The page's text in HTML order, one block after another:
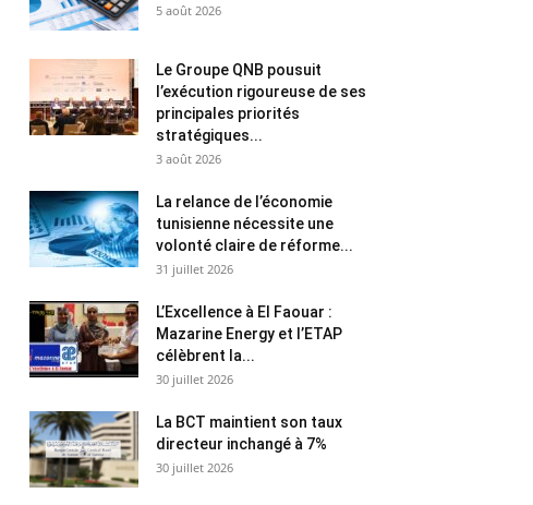
5 août 2026
Le Groupe QNB pousuit
l’exécution rigoureuse de ses
principales priorités
stratégiques...
3 août 2026
La relance de l’économie
tunisienne nécessite une
volonté claire de réforme...
31 juillet 2026
L’Excellence à El Faouar :
Mazarine Energy et l’ETAP
célèbrent la...
30 juillet 2026
La BCT maintient son taux
directeur inchangé à 7%
30 juillet 2026